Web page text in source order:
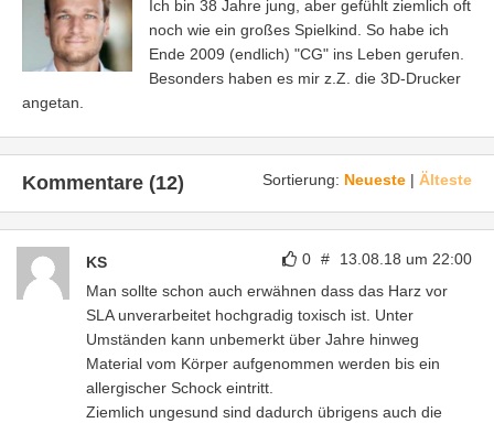
Ich bin 38 Jahre jung, aber gefühlt ziemlich oft
noch wie ein großes Spielkind. So habe ich
Ende 2009 (endlich) "CG" ins Leben gerufen.
Besonders haben es mir z.Z. die 3D-Drucker
angetan.
Sortierung: Neueste | Älteste
Kommentare (12)
0 # 13.08.18 um 22:00
KS
Man sollte schon auch erwähnen dass das Harz vor
SLA unverarbeitet hochgradig toxisch ist. Unter
Umständen kann unbemerkt über Jahre hinweg
Material vom Körper aufgenommen werden bis ein
allergischer Schock eintritt.
Ziemlich ungesund sind dadurch übrigens auch die